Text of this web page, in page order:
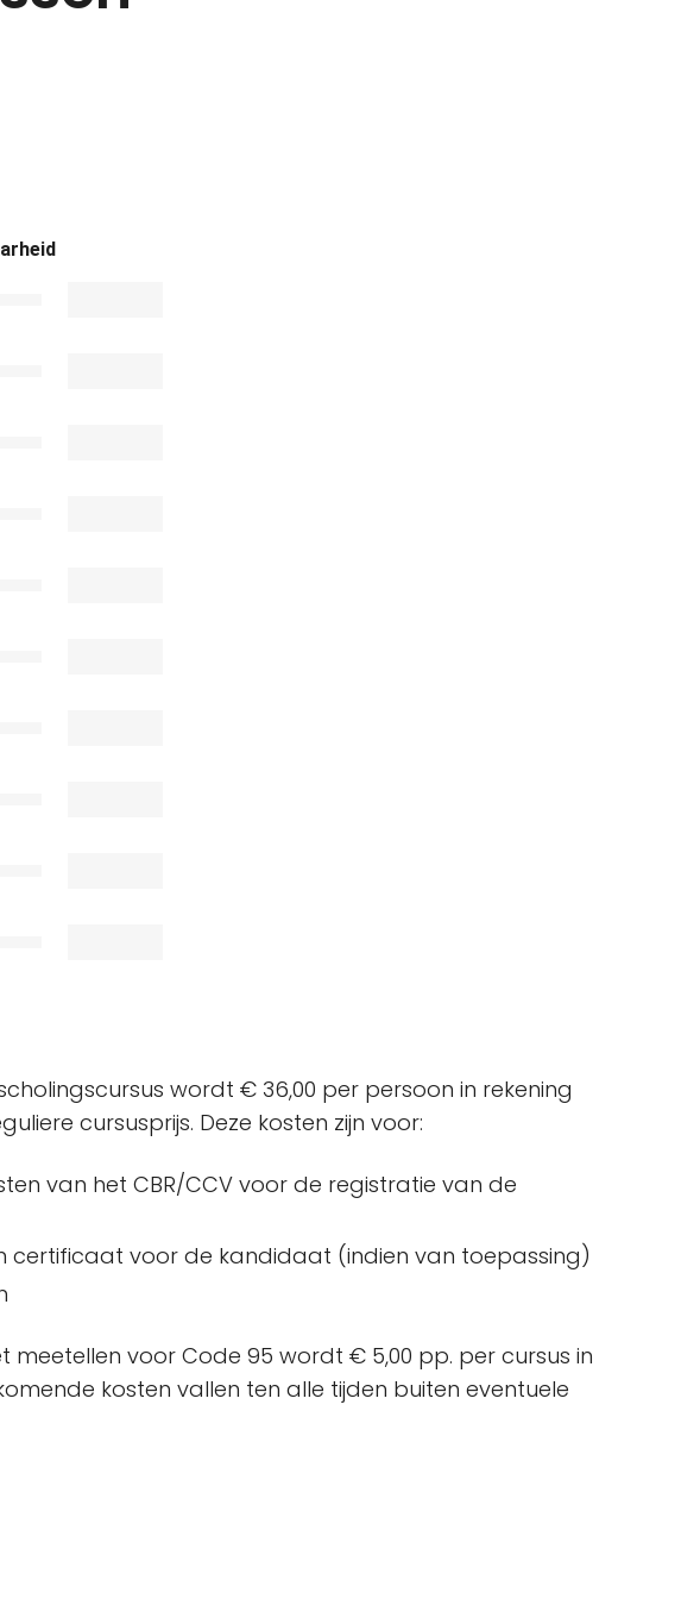
wordt € 36,00 per persoon in rekening
cursusprijs. Deze kosten zijn voor:
van het CBR/CCV voor de registratie van de
certificaat voor de kandidaat (indien van toepassing)
meetellen voor Code 95 wordt € 5,00 pp. per cursus in
kosten vallen ten alle tijden buiten eventuele